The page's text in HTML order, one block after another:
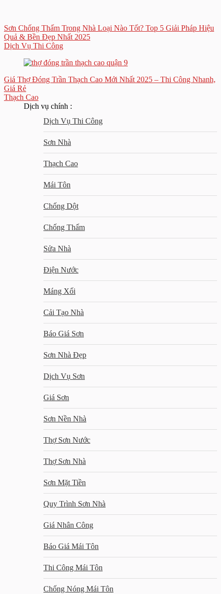
Sơn Chống Thấm Trong Nhà Loại Nào Tốt? Top 5 Giải Pháp Hiệu
Quả & Bền Đẹp Nhất 2025
Dịch Vụ Thi Công
Giá Thợ Đóng Trần Thạch Cao Mới Nhất 2025 – Thi Công Nhanh,
Giá Rẻ
Thạch Cao
Dịch vụ chính :
Dịch Vụ Thi Công
Sơn Nhà
Thạch Cao
Mái Tôn
Chống Dột
Chống Thấm
Sửa Nhà
Điện Nước
Máng Xối
Cải Tạo Nhà
Báo Giá Sơn
Sơn Nhà Đẹp
Dịch Vụ Sơn
Giá Sơn
Sơn Nền Nhà
Thợ Sơn Nước
Thợ Sơn Nhà
Sơn Mặt Tiền
Quy Trình Sơn Nhà
Giá Nhân Công
Báo Giá Mái Tôn
Thi Công Mái Tôn
Chống Nóng Mái Tôn